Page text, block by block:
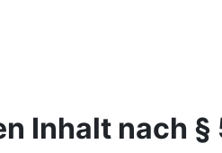
Inhalt nach §